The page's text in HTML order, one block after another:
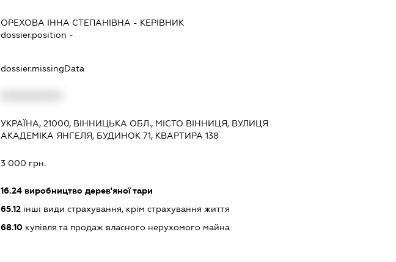
ОРЕХОВА ІННА СТЕПАНІВНА - КЕРІВНИК
dossier.position -
dossier.missingData
УКРАЇНА, 21000, ВІННИЦЬКА ОБЛ., МІСТО ВІННИЦЯ, ВУЛИЦЯ
АКАДЕМІКА ЯНГЕЛЯ, БУДИНОК 71, КВАРТИРА 138
3 000 грн.
16.24 виробництво дерев'яної тари
65.12 інші види страхування, крім страхування життя
68.10 купівля та продаж власного нерухомого майна